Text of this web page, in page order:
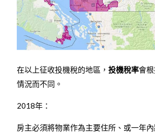
在以上征收投機稅的地區， 投機稅率會
情況而不同。
2018年：
房主必須將物業作為主要住所、或一年